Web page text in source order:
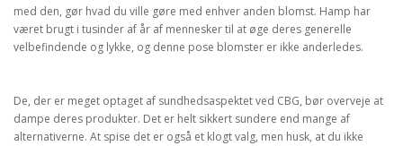
med den, gør hvad du ville gøre med enhver anden blomst. Hamp har
været brugt i tusinder af år af mennesker til at øge deres generelle
velbefindende og lykke, og denne pose blomster er ikke anderledes.
De, der er meget optaget af sundhedsaspektet ved CBG, bør overveje at
dampe deres produkter. Det er helt sikkert sundere end mange af
alternativerne. At spise det er også et klogt valg, men husk, at du ikke